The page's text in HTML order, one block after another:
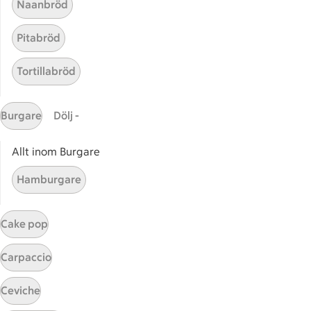
Start
Få snabbt svar
FAQ
Massa erbjudanden
ICAs inspirationsmejl
Naanbröd
Pitabröd
Tortillabröd
Burgare Dölj -
Allt inom Burgare
Hamburgare
Cake pop
Carpaccio
Ceviche